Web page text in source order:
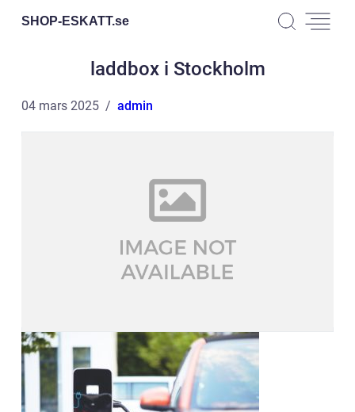
SHOP-ESKATT.se
laddbox i Stockholm
04 mars 2025 admin